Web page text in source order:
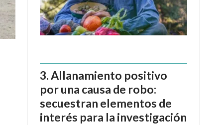
Allanamiento positivo
por una causa de robo:
secuestran elementos de
interés para la investigación